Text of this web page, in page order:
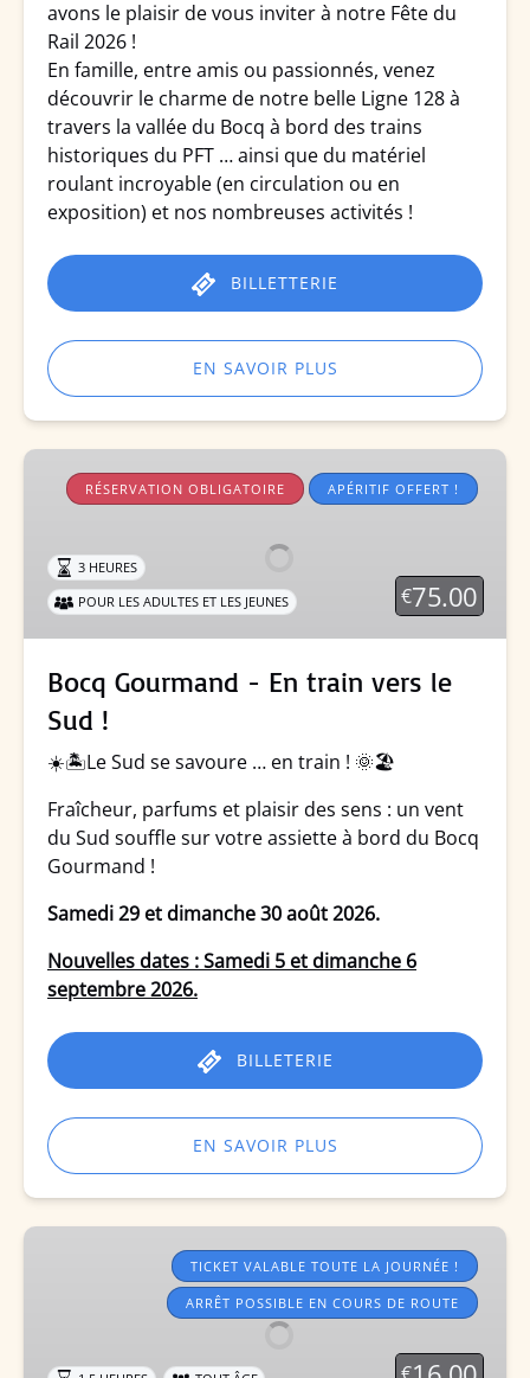
avons le plaisir de vous inviter à notre Fête du
Rail 2026 !
En famille, entre amis ou passionnés, venez
découvrir le charme de notre belle Ligne 128 à
travers la vallée du Bocq à bord des trains
historiques du PFT … ainsi quedu matériel
roulant incroyable(en circulation ou en
exposition) et nos nombreuses activités !
BILLETTERIE
EN SAVOIR PLUS
Bocq
Gourmand
train
vers
le
RÉSERVATION OBLIGATOIRE APÉRITIF OFFERT !
€75.00
3 HEURES
POUR LES ADULTES ET LES JEUNES
Bocq Gourmand - En train vers le
Sud !
☀️🏝️Le Sud se savoure … en train ! 🌞🏖️
Fraîcheur, parfums et plaisir des sens : un vent
du Sud souffle sur votre assiette à bord du Bocq
Gourmand !
Samedi 29 et dimanche 30 août 2026.
Nouvelles dates : Samedi 5 et dimanche 6
septembre 2026.
BILLETERIE
EN SAVOIR PLUS
Trains
TICKET VALABLE TOUTE LA JOURNÉE !
ARRÊT POSSIBLE EN COURS DE ROUTE